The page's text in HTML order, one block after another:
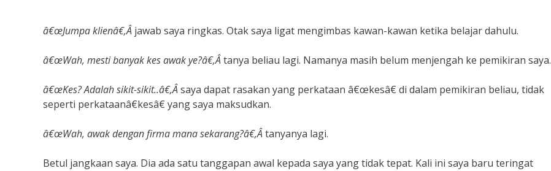
â€œJumpa klienâ€,Â jawab saya ringkas. Otak saya ligat mengimbas kawan-kawan ketika belajar dahulu.
â€œWah, mesti banyak kes awak ye?â€,Âtanya beliau lagi. Namanya masih belum menjengah ke pemikiran saya.
â€œKes? Adalah sikit-sikit..â€,Âsaya dapat rasakan yang perkataan â€œkesâ€ di dalam pemikiran beliau, tidak
seperti perkataanâ€kesâ€ yang saya maksudkan.
â€œWah, awak dengan firma mana sekarang?â€,Âtanyanya lagi.
Betul jangkaan saya. Dia ada satu tanggapan awal kepada saya yang tidak tepat. Kali ini saya baru teringat